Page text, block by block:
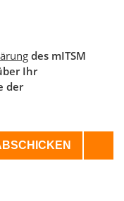
des mITSM
Ihr
der